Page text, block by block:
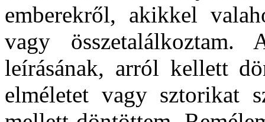
emberekről, akikkel
vagy összetalálkoztam.
leírásának, arról kellett
elméletet vagy sztorikat